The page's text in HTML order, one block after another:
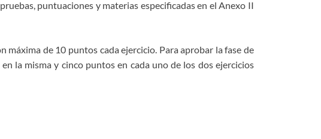
puntuaciones y materias especificadas en el Anexo II
de 10 puntos cada ejercicio. Para aprobar la fase de
la misma y cinco puntos en cada uno de los dos ejercicios